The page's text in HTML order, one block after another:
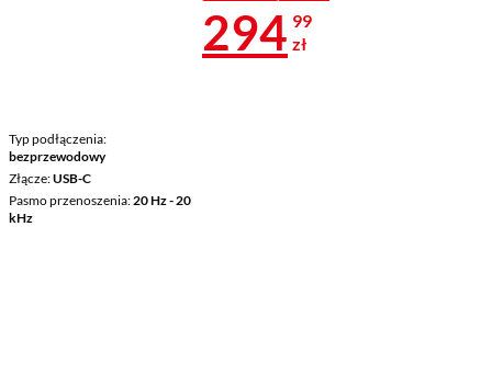
Typ podłączenia
bezprzewodowy
Złącze USB-C
Pasmo przenoszenia 20 Hz - 20
kHz
Cena 294,99
294 99
zł